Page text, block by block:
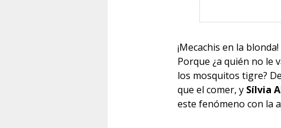
¡Mecachis en la
Porque ¿a quién no le
los mosquitos tigre?
que el comer, y Sílvia
este fenómeno con la